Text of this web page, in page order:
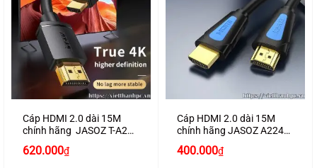
Cáp HDMI 2.0 dài 15M
chính hãng JASOZ T-A287
hỗ trợ 4K2K
Giá
620.000₫Giá
hiện
Cáp HDMI 2.0 dài 15M
chính hãng JASOZ A224
hỗ trợ 4K2K cao cấp
Giá
400.000₫Giá
hiện